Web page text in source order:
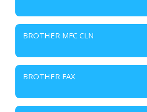
BROTHER MFC CLN
BROTHER FAX